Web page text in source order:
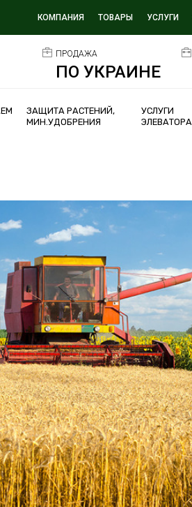
КОМПАНИЯ ТОВАРЫ УСЛУГИ
ПРОДАЖА
ПО УКРАИНЕ
ЗАЩИТА РАСТЕНИЙ,
МИН.УДОБРЕНИЯ
УСЛУГИ
ЭЛЕВАТОРА